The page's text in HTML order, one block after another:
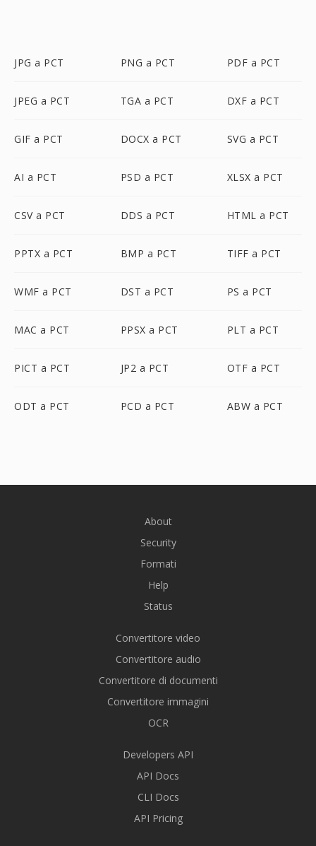
JPG a PCT PNG a PCT PDF a PCT
JPEG a PCT TGA a PCT DXF a PCT
GIF a PCT DOCX a PCT SVG a PCT
AI a PCT PSD a PCT XLSX a PCT
CSV a PCT DDS a PCT HTML a PCT
PPTX a PCT BMP a PCT TIFF a PCT
WMF a PCT DST a PCT PS a PCT
MAC a PCT PPSX a PCT PLT a PCT
PICT a PCT JP2 a PCT OTF a PCT
ODT a PCT PCD a PCT ABW a PCT
About
Security
Formati
Help
Status
Convertitore video
Convertitore audio
Convertitore di documenti
Convertitore immagini
OCR
Developers API
API Docs
CLI Docs
API Pricing